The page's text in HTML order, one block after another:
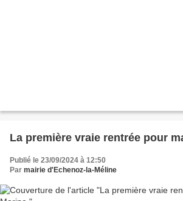
La première vraie rentrée pour
Publié le 23/09/2024 à 12:50
Par mairie d'Echenoz-la-Méline